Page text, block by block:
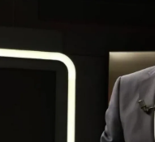
EKONOMİ
Erdek